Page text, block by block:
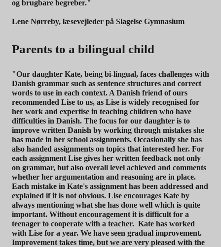
og brugbare begreber."
Lene Nørreby, læsevejleder på Slagelse Gymnasium
Parents to a bilingual child
"Our daughter Kate, being bi-lingual, faces challenges with
Danish grammar such as sentence structures and correct
words to use in each context. A Danish friend of ours
recommended Lise to us, as Lise is widely recognised for
her work and expertise in teaching children who have
difficulties in Danish. The focus for our daughter is to
improve written Danish by working through mistakes she
has made in her school assignments. Occasionally she has
also handed assignments on topics that interested her. For
each assignment Lise gives her written feedback not only
on grammar, but also overall level achieved and comments
whether her argumentation and reasoning are in place.
Each mistake in Kate's assignment has been addressed and
explained if it is not obvious. Lise encourages Kate by
always mentioning what she has done well which is quite
important. Without encouragement it is difficult for a
teenager to cooperate with a teacher. Kate has worked
with Lise for a year. We have seen gradual improvement.
Improvement takes time, but we are very pleased with the